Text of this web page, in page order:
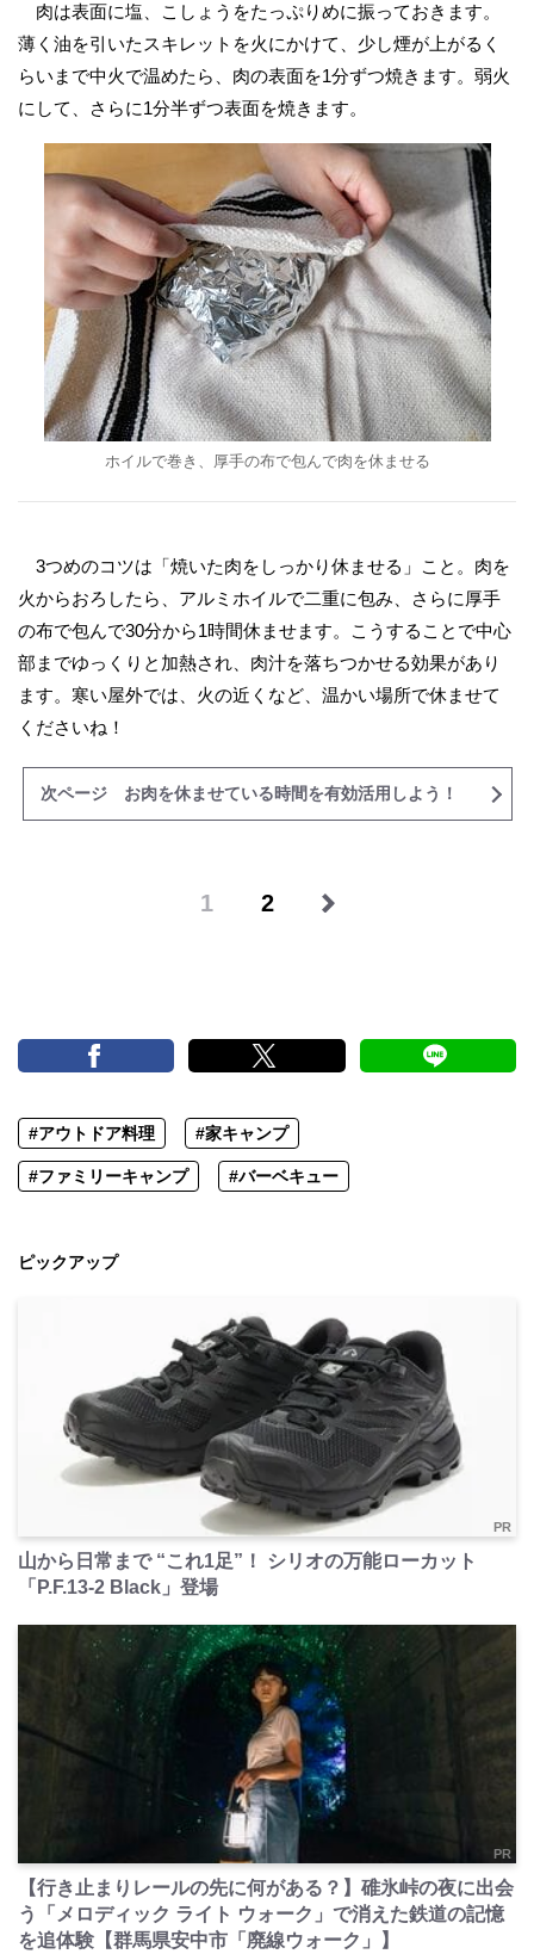
肉は表面に塩、こしょうをたっぷりめに振っておきます。
薄く油を引いたスキレットを火にかけて、少し煙が上がるく
らいまで中火で温めたら、肉の表面を1分ずつ焼きます。弱火
にして、さらに1分半ずつ表面を焼きます。
ホイルで巻き、厚手の布で包んで肉を休ませる
3つめのコツは「焼いた肉をしっかり休ませる」こと。肉を
火からおろしたら、アルミホイルで二重に包み、さらに厚手
の布で包んで30分から1時間休ませます。こうすることで中心
部までゆっくりと加熱され、肉汁を落ちつかせる効果があり
ます。寒い屋外では、火の近くなど、温かい場所で休ませて
くださいね！
次ページ お肉を休ませている時間を有効活用しよう！
1 2
#アウトドア料理 #家キャンプ
#ファミリーキャンプ #バーベキュー
ピックアップ
PR
山から日常まで “これ1足”！ シリオの万能ローカット
「P.F.13-2 Black」登場
PR
【行き止まりレールの先に何がある？】碓氷峠の夜に出会
う「メロディック ライト ウォーク」で消えた鉄道の記憶
を追体験【群馬県安中市「廃線ウォーク」】